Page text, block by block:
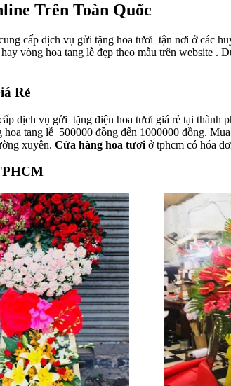
Trên Toàn Quốc
cấp dịch vụ gửi tặng hoa tươi tận nơi ở các
vòng hoa tang lễ đẹp theo mẫu trên website .
Rẻ
dịch vụ gửi tặng điện hoa tươi giá rẻ tại
tang lễ 500000 đồng đến 1000000 đồng.
xuyên. Cửa hàng hoa tươi ở tphcm có hóa